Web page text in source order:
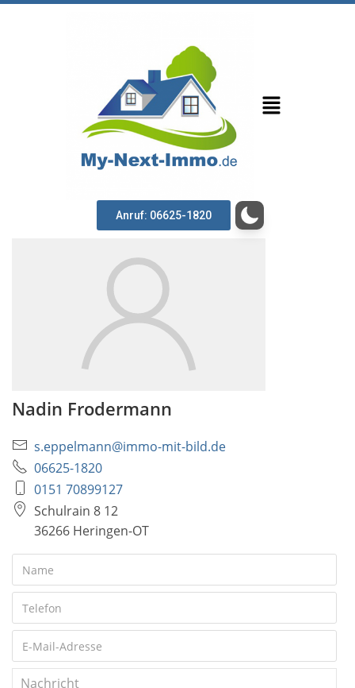
Anruf: 06625-1820
Nadin Frodermann
s.eppelmann@immo-mit-bild.de
06625-1820
0151 70899127
Schulrain 8 12
36266 Heringen-OT